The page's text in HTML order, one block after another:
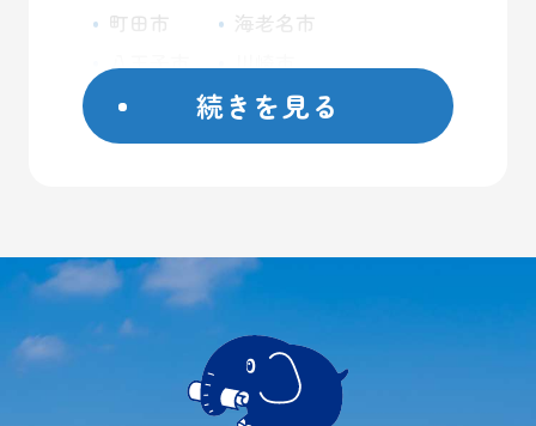
町田市
八王子市
座間市
日野市
厚木市
海老名市
川崎市
藤沢市
屋外コンテナ
大型ガレージ
初めての方へ
よくあるご質問
続きを見る